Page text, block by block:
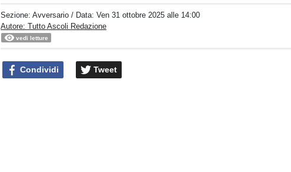
Sezione:Avversario / Data:Ven 31 ottobre 2025 alle 14:00
Autore: Tutto Ascoli Redazione
vedi letture
Condividi Tweet